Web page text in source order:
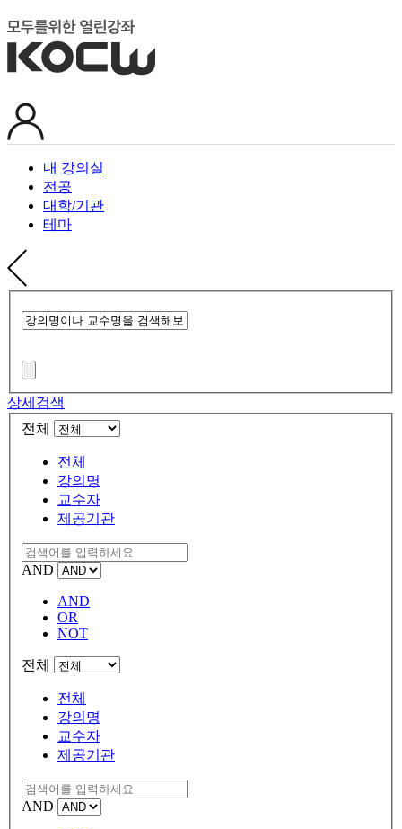
내 강의실
전공
대학/기관
테마
상세검색
전체
전체
강의명
교수자
제공기관
AND
AND
OR
NOT
전체
전체
강의명
교수자
제공기관
AND